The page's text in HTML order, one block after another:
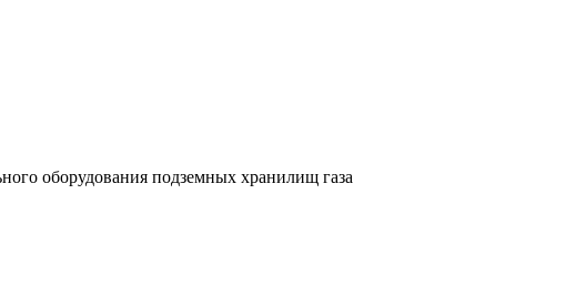
оборудования подземных хранилищ газа